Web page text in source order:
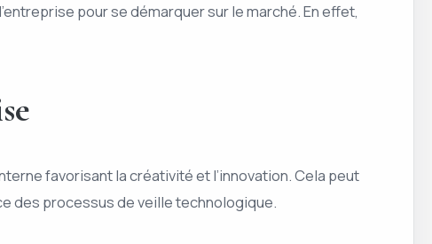
pour se démarquer sur le marché. En effet,
favorisant la créativité et l’innovation. Cela peut
des processus de veille technologique.